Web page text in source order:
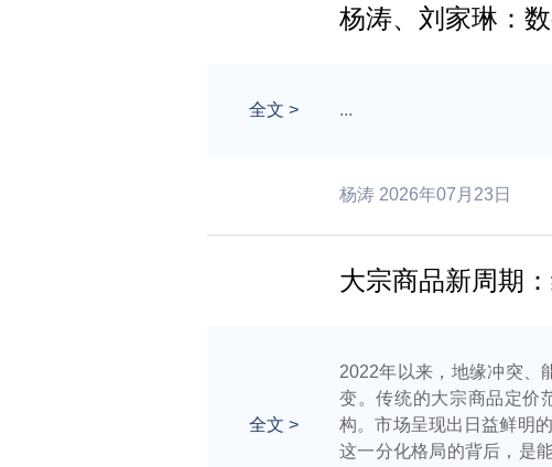
杨涛、刘家琳：
全文 > ...
杨涛 2026年07月23日
大宗商品新周期
全文 >
2022年以来，地缘冲突、
变。传统的大宗商品定价
构。市场呈现出日益鲜明
这一分化格局的背后，是